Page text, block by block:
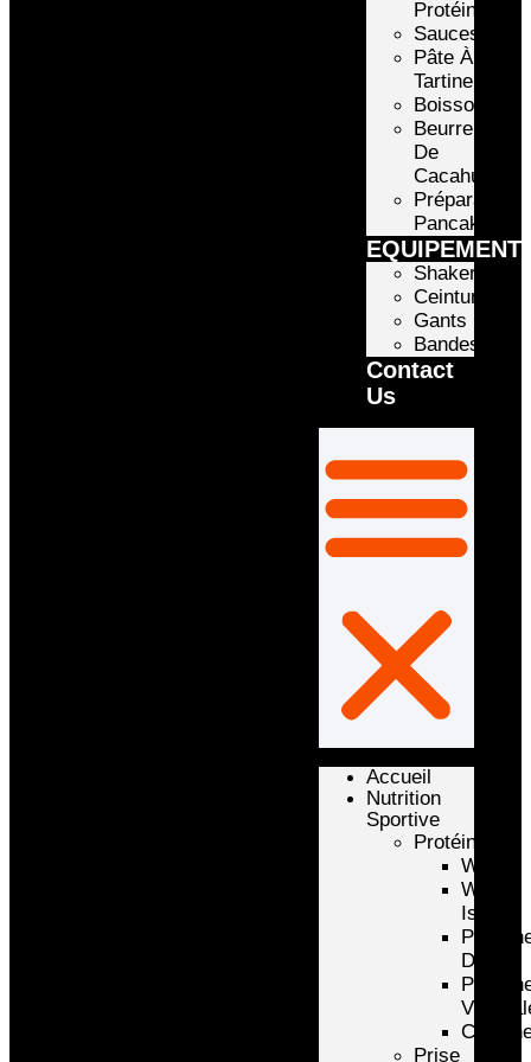
Protéinée
Sauces
Pâte À
Tartiner
Boissons
Beurre
De
Cacahuète
Préparation
Pancake
Shakers
Ceintures
Gants
Bandes
Contact
Us
Accueil
Nutrition
Sportive
Protéines
Whey
Whey
Isolate
D’oeuf
Prise